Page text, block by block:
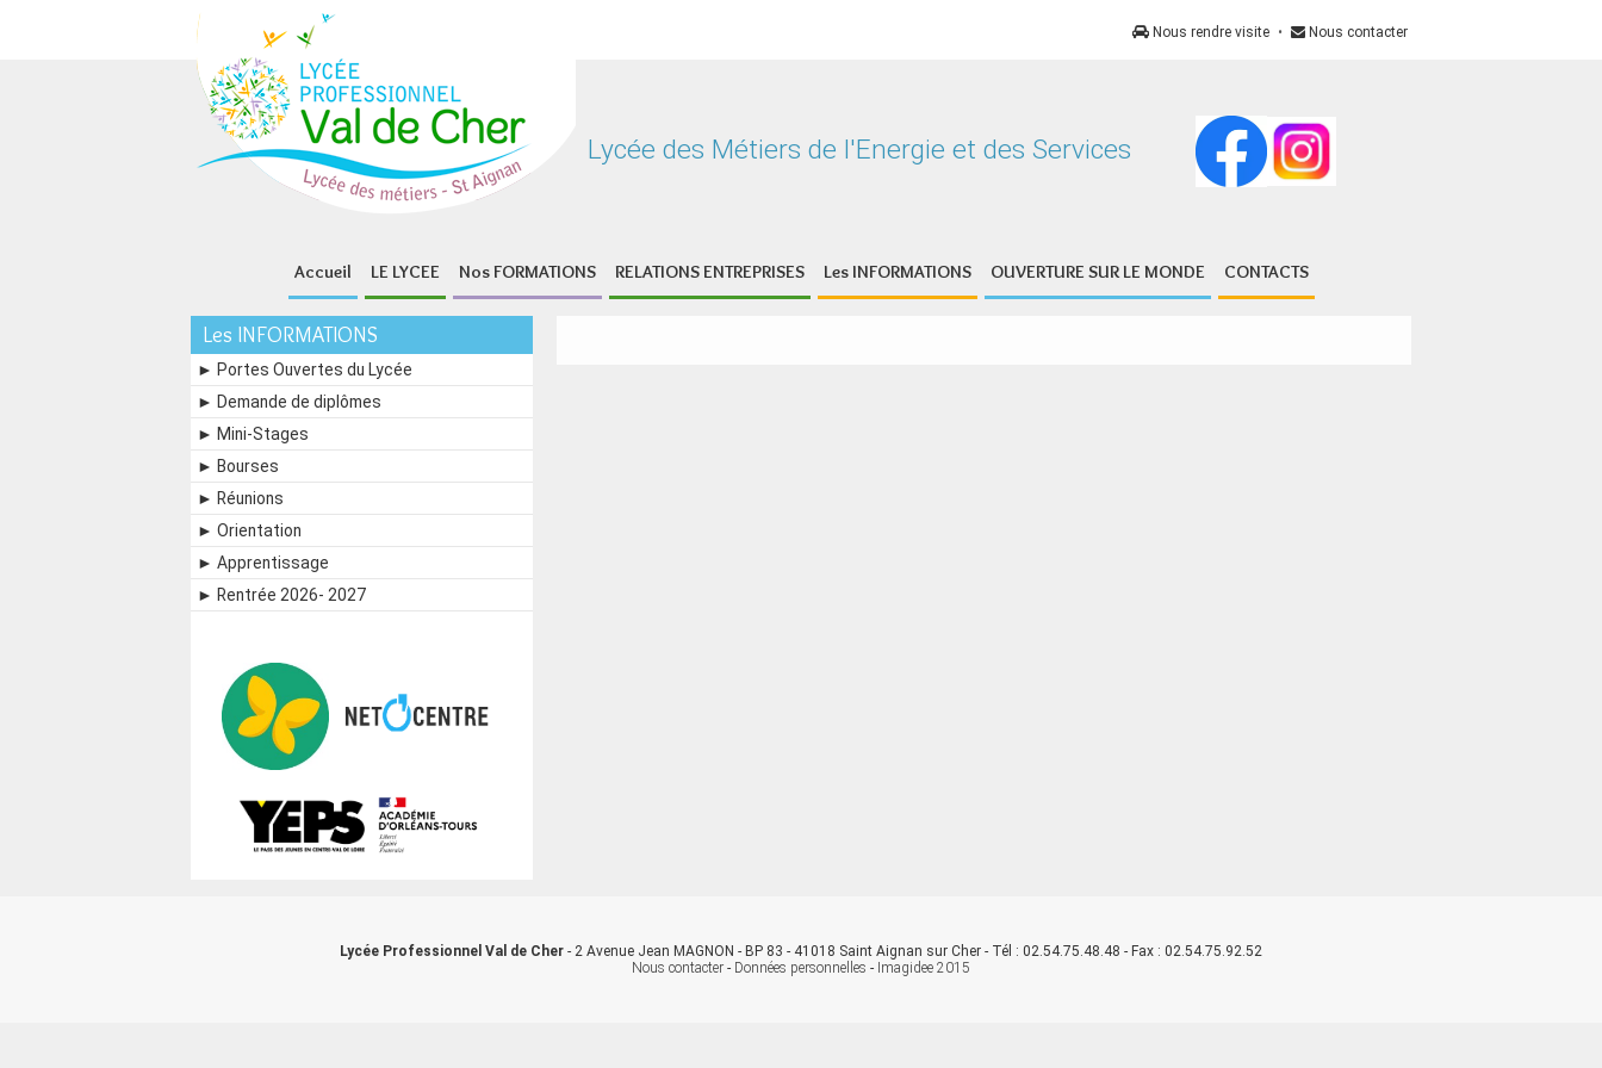
Nous contacter
•
Nous rendre visite
Lycée des Métiers de l'Energie et des Services
Accueil LE LYCEE Nos FORMATIONS RELATIONS ENTREPRISES Les INFORMATIONS OUVERTURE SUR LE MONDE CONTACTS
Les INFORMATIONS
► Portes Ouvertes du Lycée
► Demande de diplômes
► Mini-Stages
► Bourses
► Réunions
► Orientation
► Apprentissage
► Rentrée 2026- 2027
Lycée Professionnel Val de Cher - 2 Avenue Jean MAGNON - BP 83 - 41018 Saint Aignan sur Cher - Tél : 02.54.75.48.48 - Fax : 02.54.75.92.52
Nous contacter - Données personnelles - Imagidee 2015